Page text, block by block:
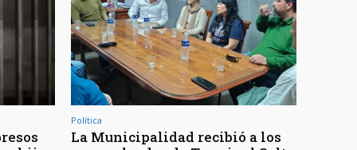
Política
La Municipalidad recibió a los